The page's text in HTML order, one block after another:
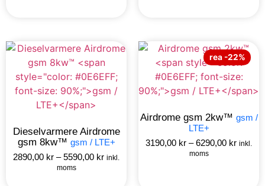
Dieselvarmere Airdrome
gsm 8kw™ gsm / LTE+
2890,00 kr –5590,00 kr inkl.
moms
rea -22%
Airdrome gsm 2kw™ gsm /
LTE+
3190,00 kr –6290,00 kr inkl.
moms